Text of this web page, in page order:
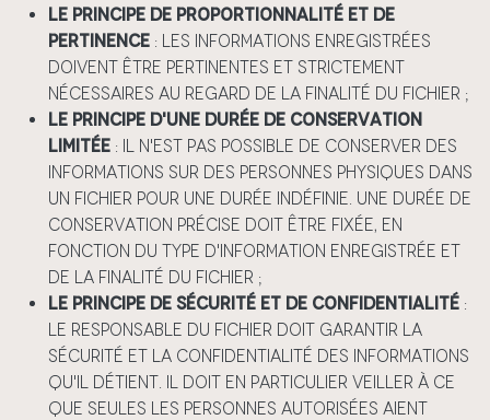
Le principe de proportionnalité et de
pertinence : les informations enregistrées
doivent être pertinentes et strictement
nécessaires au regard de la finalité du fichier ;
Le principe d'une durée de conservation
limitée : il n'est pas possible de conserver des
informations sur des personnes physiques dans
un fichier pour une durée indéfinie. Une durée de
conservation précise doit être fixée, en
fonction du type d'information enregistrée et
de la finalité du fichier ;
Le principe de sécurité et de confidentialité :
le responsable du fichier doit garantir la
sécurité et la confidentialité des informations
qu'il détient. Il doit en particulier veiller à ce
que seules les personnes autorisées aient